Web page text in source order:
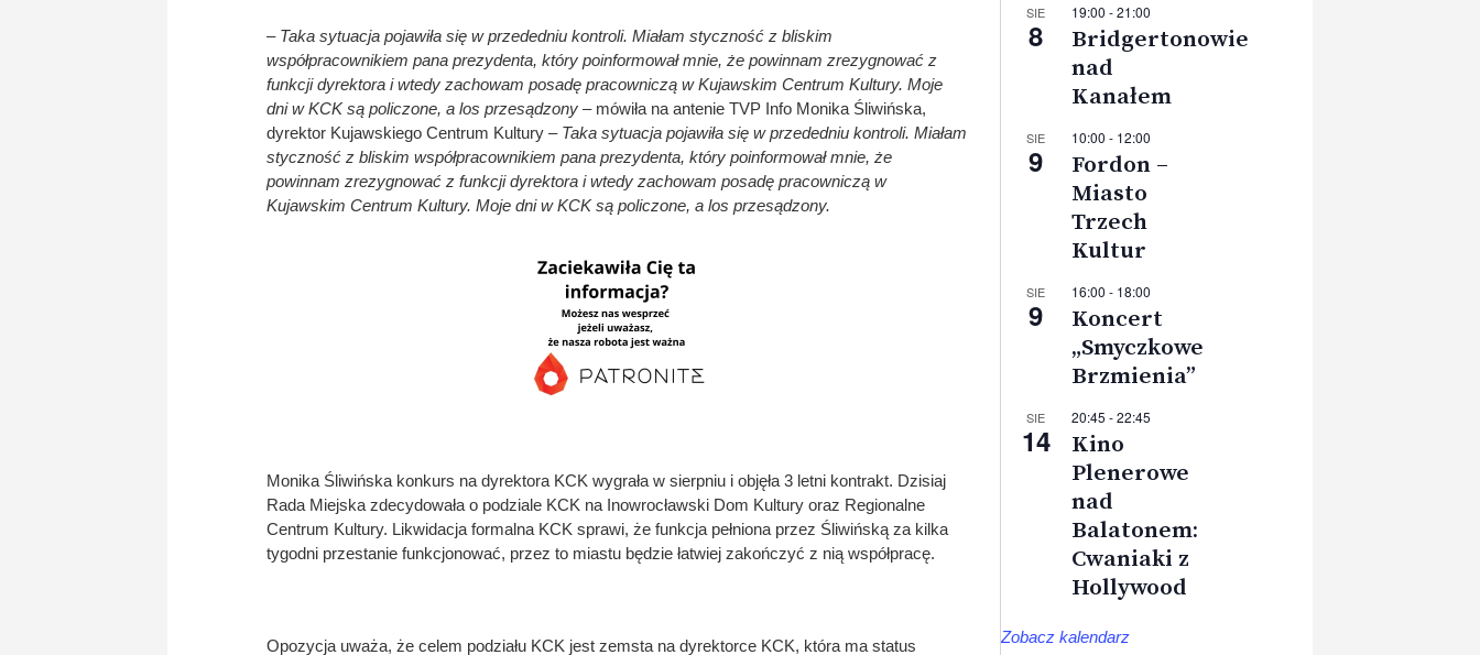
– Taka sytuacja pojawiła się w przededniu kontroli. Miałam styczność z bliskim
współpracownikiem pana prezydenta, który poinformował mnie, że powinnam zrezygnować z
funkcji dyrektora i wtedy zachowam posadę pracowniczą w Kujawskim Centrum Kultury. Moje
dni w KCK są policzone, a los przesądzony – mówiła na antenie TVP Info Monika Śliwińska,
dyrektor Kujawskiego Centrum Kultury –Taka sytuacja pojawiła się w przededniu kontroli. Miałam
styczność z bliskim współpracownikiem pana prezydenta, który poinformował mnie, że
powinnam zrezygnować z funkcji dyrektora i wtedy zachowam posadę pracowniczą w
Kujawskim Centrum Kultury. Moje dni w KCK są policzone, a los przesądzony.
Monika Śliwińska konkurs na dyrektora KCK wygrała w sierpniu i objęła 3 letni kontrakt. Dzisiaj
Rada Miejska zdecydowała o podziale KCK na Inowrocławski Dom Kultury oraz Regionalne
Centrum Kultury. Likwidacja formalna KCK sprawi, że funkcja pełniona przez Śliwińską za kilka
tygodni przestanie funkcjonować, przez to miastu będzie łatwiej zakończyć z nią współpracę.
Opozycja uważa, że celem podziału KCK jest zemsta na dyrektorce KCK, która ma status
SIE
8
19:00 -21:00
Bridgertonowie
nad
Kanałem
SIE
9
10:00 - 12:00
Fordon –
Miasto
Trzech
Kultur
SIE
9
16:00 - 18:00
Koncert
„Smyczkowe
Brzmienia”
SIE
14
20:45 -22:45
Kino
Plenerowe
nad
Balatonem:
Cwaniaki z
Hollywood
Zobacz kalendarz